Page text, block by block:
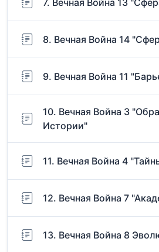
7. Вечная Война 13
8. Вечная Война 14
9. Вечная Война 11
10. Вечная Война 3
Истории"
11. Вечная Война 4
12. Вечная Война 7
13. Вечная Война 8